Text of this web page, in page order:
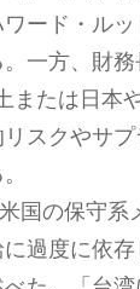
ード・ル
一方、財
たは日本
スクやサ
国の保守
過度に依